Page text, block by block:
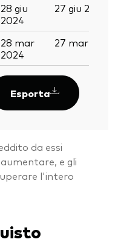
28 giu
2024
27 giu 2024
28 mar
2024
27 mar 2024
Esporta
da essi
e gli
l'intero